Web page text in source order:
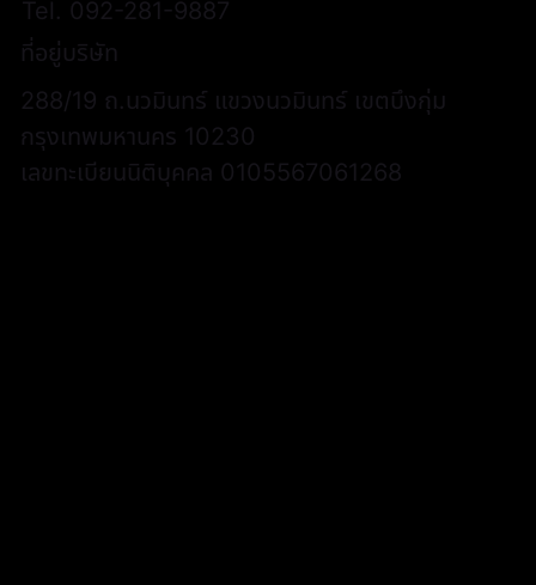
Tel. 092-281-9887
ที่อยู่บริษัท
288/19 ถ.นวมินทร์ แขวงนวมินทร์ เขตบึงกุ่ม
กรุงเทพมหานคร 10230
เลขทะเบียนนิติบุคคล 0105567061268